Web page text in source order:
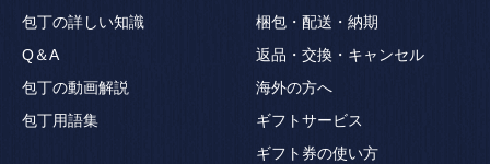
包丁の詳しい知識
Q＆A
包丁の動画解説
包丁用語集
梱包・配送・納期
返品・交換・キャンセル
海外の方へ
ギフトサービス
ギフト券の使い方